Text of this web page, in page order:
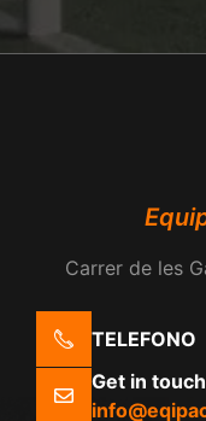
Carrer de les
TELEFONO
Get in touch